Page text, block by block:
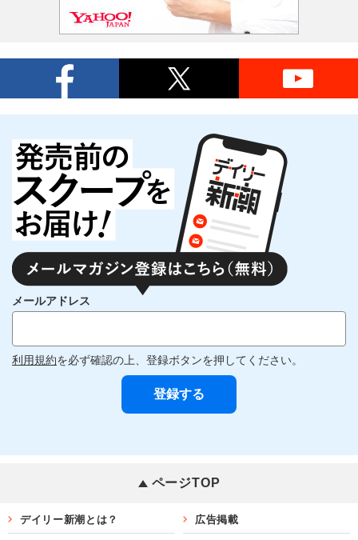
メールアドレス
利用規約を必ず確認の上、登録ボタンを押してください。
ページTOP
デイリー新潮とは？ 広告掲載